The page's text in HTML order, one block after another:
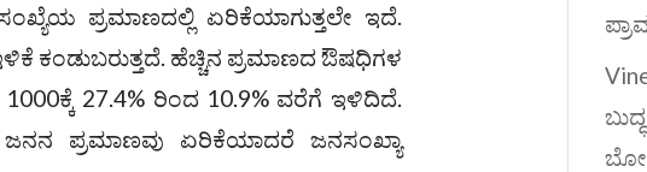
ಪ್ರಮಾಣದಲ್ಲಿ ಏರಿಕೆಯಾಗುತ್ತಲೇ ಇದೆ.
ಕಂಡುಬರುತ್ತದೆ. ಹೆಚ್ಚಿನ ಪ್ರಮಾಣದ ಔಷಧಿಗಳ
27.4% ರಿಂದ 10.9% ವರೆಗೆ ಇಳಿದಿದೆ.
ಪ್ರಮಾಣವು ಏರಿಕೆಯಾದರೆ ಜನಸಂಖ್ಯಾ